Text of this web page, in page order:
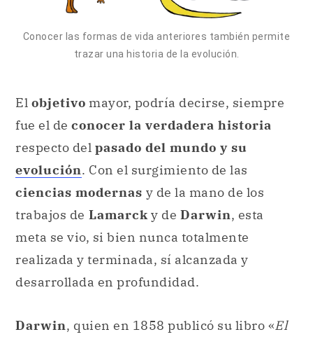
Conocer las formas de vida anteriores también permite
trazar una historia de la evolución.
El objetivo mayor, podría decirse, siempre
fue el de conocer la verdadera historia
respecto del pasado del mundo y su
evolución. Con el surgimiento de las
ciencias modernas y de la mano de los
trabajos de Lamarcky de Darwin, esta
meta se vio, si bien nunca totalmente
realizada y terminada, sí alcanzada y
desarrollada en profundidad.
Darwin, quien en 1858 publicó su libro «El